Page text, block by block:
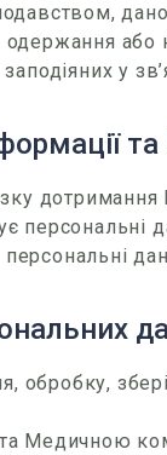
у
персональні
обробку,
Медичною